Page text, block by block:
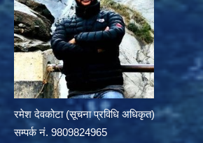
रमेश देवकोटा (सूचना प्रविधि अधिकृत)
सम्पर्क न‌ं. 9809824965